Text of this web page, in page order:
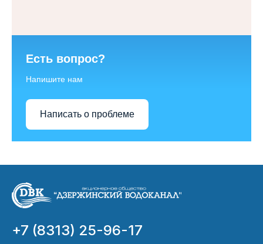
Есть вопрос?
Напишите нам
Написать о проблеме
+7 (8313) 25-96-17